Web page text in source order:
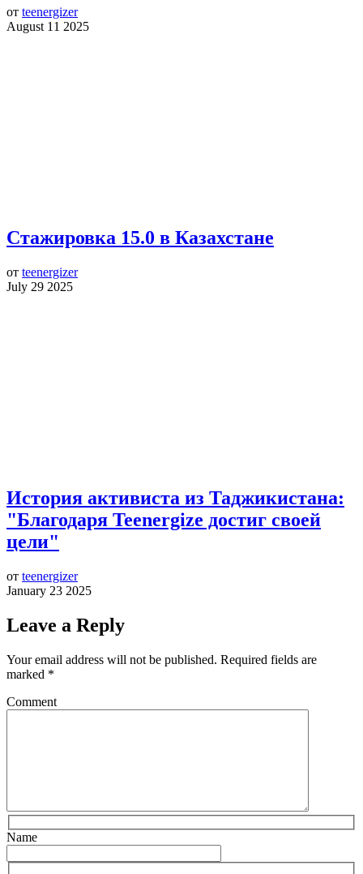
от teenergizer
August 11 2025
Стажировка 15.0 в Казахстане
от teenergizer
July 29 2025
История активиста из Таджикистана:
"Благодаря Teenergize достиг своей
цели"
от teenergizer
January 23 2025
Leave a Reply
Your email address will not be published. Required fields are
marked *
Comment
Name